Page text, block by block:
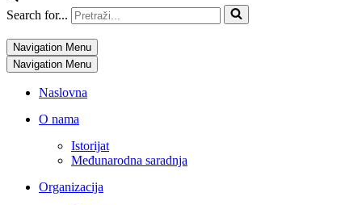
Search for...
Navigation Menu
Navigation Menu
Naslovna
O nama
Istorijat
Međunarodna saradnja
Organizacija